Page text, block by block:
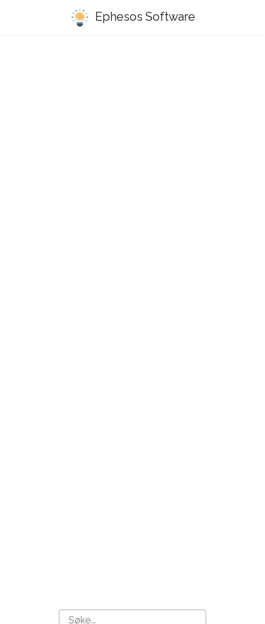
Ephesos Software